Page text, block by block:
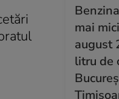
mai
august
litru de